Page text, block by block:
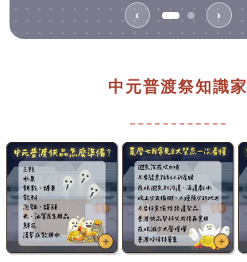
‹ ›
中元普渡祭知識家
＋ ＋